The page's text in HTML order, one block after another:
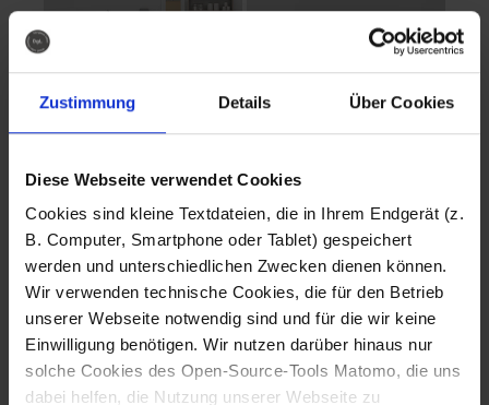
Zustimmung Details Über Cookies
Diese Webseite verwendet Cookies
Cookies sind kleine Textdateien, die in Ihrem Endgerät (z.
B. Computer, Smartphone oder Tablet) gespeichert
werden und unterschiedlichen Zwecken dienen können.
Wir verwenden technische Cookies, die für den Betrieb
unserer Webseite notwendig sind und für die wir keine
Einwilligung benötigen. Wir nutzen darüber hinaus nur
solche Cookies des Open-Source-Tools Matomo, die uns
dabei helfen, die Nutzung unserer Webseite zu
Fotografo: Lorenz
Sternbach
Download
Fotografo: Lorenz
Sternbach
Download